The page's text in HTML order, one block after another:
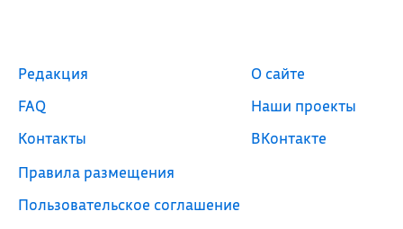
Редакция
FAQ
Контакты
Правила размещения
Пользовательское соглашение
О сайте
Наши проекты
ВКонтакте